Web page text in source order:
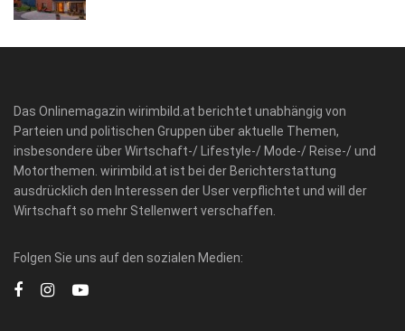
Das Onlinemagazin wirimbild.at berichtet unabhängig von
Parteien und politischen Gruppen über aktuelle Themen,
insbesondere über Wirtschaft-/ Lifestyle-/ Mode-/ Reise-/ und
Motorthemen. wirimbild.at ist bei der Berichterstattung
ausdrücklich den Interessen der User verpflichtet und will der
Wirtschaft so mehr Stellenwert verschaffen.
Folgen Sie uns auf den sozialen Medien: